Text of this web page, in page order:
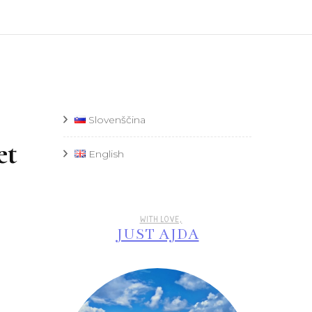
Slovenščina
English
WITH LOVE,
JUST AJDA